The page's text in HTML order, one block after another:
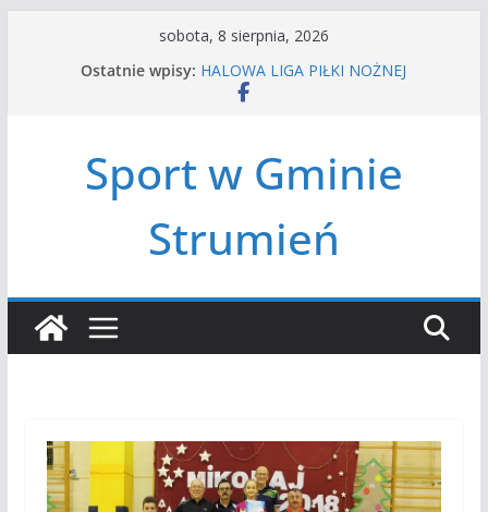
sobota, 8 sierpnia, 2026
Ostatnie wpisy: HALOWA LIGA PIŁKI NOŻNEJ
LATO W MIEŚCIE’2026
Czwórbój lekkoatletyczny
Sport w Gminie
Strumień